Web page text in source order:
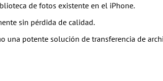
de fotos existente en el iPhone.
sin pérdida de calidad.
una potente solución de transferencia de